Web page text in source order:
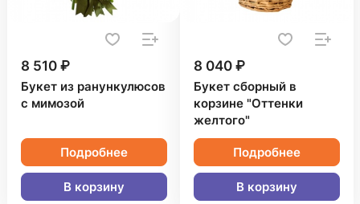
8 510 ₽
Букет из ранункулюсов
с мимозой
Подробнее
В корзину
8 040 ₽
Букет сборный в
корзине "Оттенки
желтого"
Подробнее
В корзину